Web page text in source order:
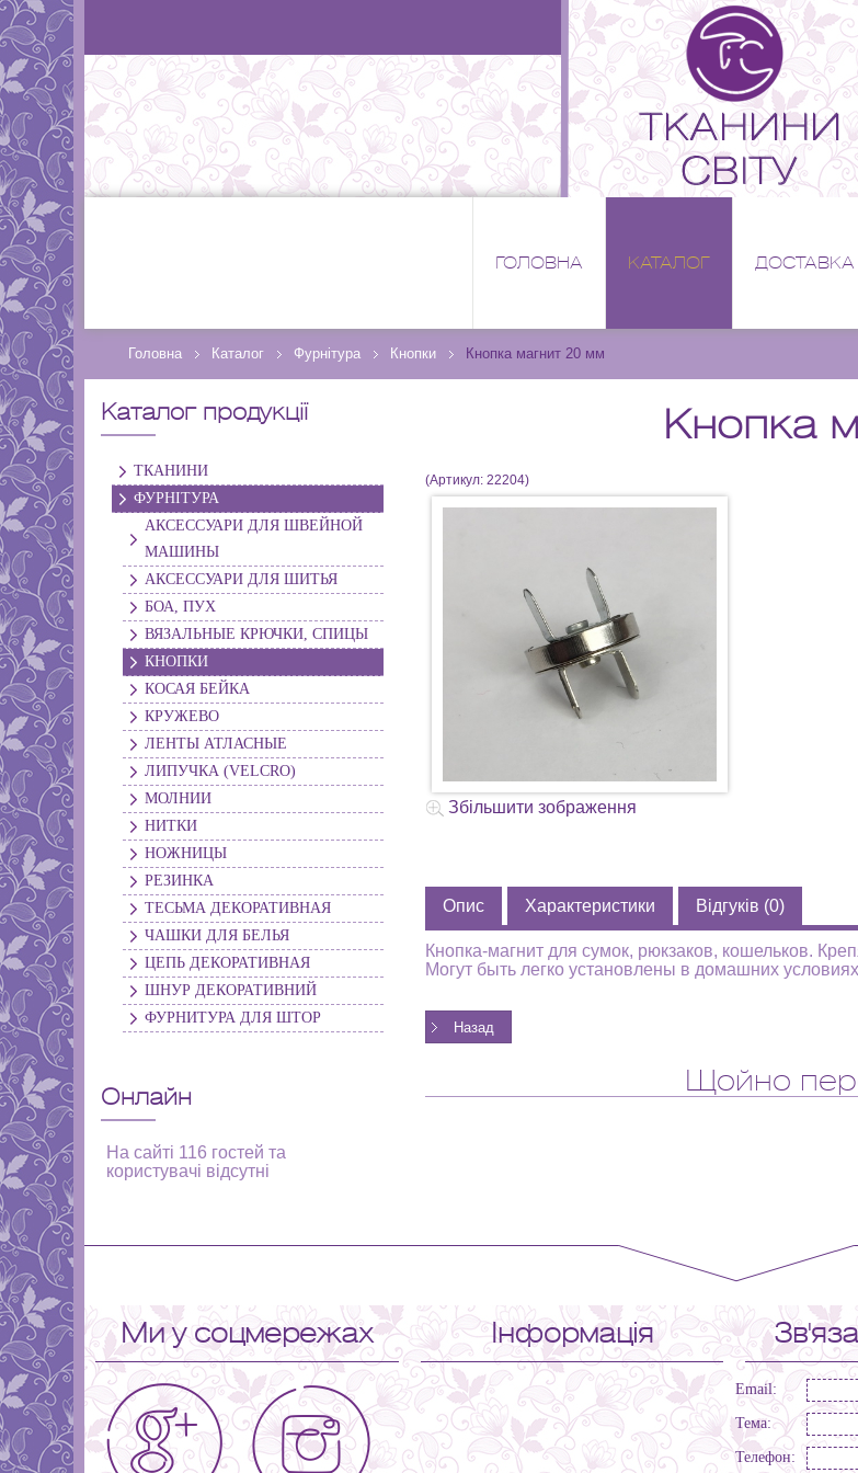
ГОЛОВНА КАТАЛОГ ДОСТАВКА
Головна Каталог Фурнітура Кнопки Кнопка магнит 20 мм
Каталог продукції
ТКАНИНИ
ФУРНІТУРА
АКСЕССУАРИ ДЛЯ ШВЕЙНОЙ
МАШИНЫ
АКСЕССУАРИ ДЛЯ ШИТЬЯ
БОА, ПУХ
ВЯЗАЛЬНЫЕ КРЮЧКИ, СПИЦЫ
КНОПКИ
КОСАЯ БЕЙКА
КРУЖЕВО
ЛЕНТЫ АТЛАСНЫЕ
ЛИПУЧКА (VELCRO)
МОЛНИИ
НИТКИ
НОЖНИЦЫ
РЕЗИНКА
ТЕСЬМА ДЕКОРАТИВНАЯ
ЧАШКИ ДЛЯ БЕЛЬЯ
ЦЕПЬ ДЕКОРАТИВНАЯ
ШНУР ДЕКОРАТИВНИЙ
ФУРНИТУРА ДЛЯ ШТОР
Онлайн
На сайті 116 гостей та
користувачі відсутні
Кнопка
(Артикул:22204)
Збільшити зображення
Опис Характеристики Відгуків (0)
Кнопка-магнит для сумок, рюкзаков, кошельков.
Могут быть легко установлены в домашних
Щойно
Ми у соцмережах Інформація
Email:
Тема:
Телефон: